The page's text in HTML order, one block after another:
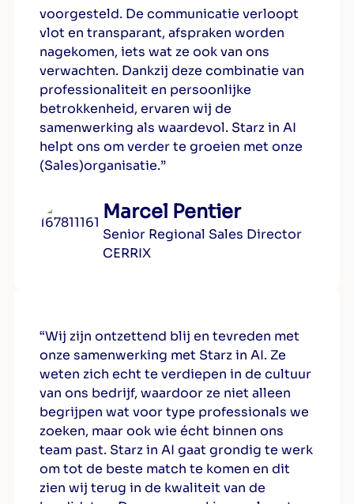
voorgesteld. De communicatie verloopt
vlot en transparant, afspraken worden
nagekomen, iets wat ze ook van ons
verwachten. Dankzij deze combinatie van
professionaliteit en persoonlijke
betrokkenheid, ervaren wij de
samenwerking als waardevol. Starz in AI
helpt ons om verder te groeien met onze
(Sales)organisatie.”
Marcel Pentier
Senior Regional Sales Director
CERRIX
“Wij zijn ontzettend blij en tevreden met
onze samenwerking met Starz in AI. Ze
weten zich echt te verdiepen in de cultuur
van ons bedrijf, waardoor ze niet alleen
begrijpen wat voor type professionals we
zoeken, maar ook wie écht binnen ons
team past. Starz in AI gaat grondig te werk
om tot de beste match te komen en dit
zien wij terug in de kwaliteit van de